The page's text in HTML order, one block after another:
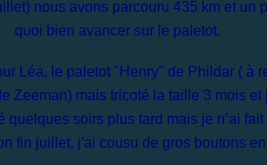
nous avons parcouru 435 km et un
quoi bien avancer sur le paletot.
Léa, le paletot "Henry" de Phildar ( à
Zeeman) mais tricoté la taille 3 mois
quelques soirs plus tard mais je n’ai
fin juillet, j'ai cousu de gros boutons